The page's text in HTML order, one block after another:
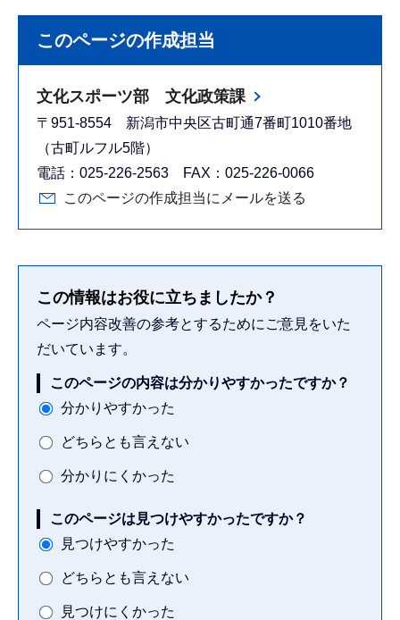
このページの作成担当
文化スポーツ部 文化政策課
〒951-8554 新潟市中央区古町通7番町1010番地
（古町ルフル5階）
電話：025-226-2563 FAX：025-226-0066
このページの作成担当にメールを送る
この情報はお役に立ちましたか？
ページ内容改善の参考とするためにご意見をいた
だいています。
このページの内容は分かりやすかったですか？
分かりやすかった
どちらとも言えない
分かりにくかった
このページは見つけやすかったですか？
見つけやすかった
どちらとも言えない
見つけにくかった